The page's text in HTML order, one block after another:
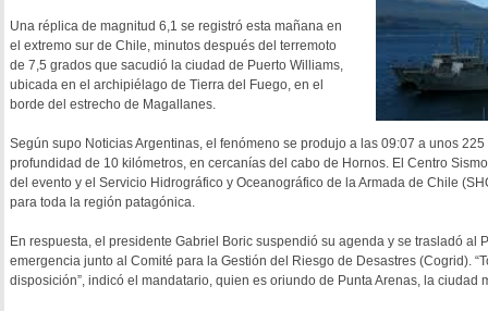
Una réplica de magnitud 6,1 se registró esta mañana en
el extremo sur de Chile, minutos después del terremoto
de 7,5 grados que sacudió la ciudad de Puerto Williams,
ubicada en el archipiélago de Tierra del Fuego, en el
borde del estrecho de Magallanes.
Según supo Noticias Argentinas, el fenómeno se produjo a las 09:07 a unos
profundidad de 10 kilómetros, en cercanías del cabo de Hornos. El Centro
del evento y el Servicio Hidrográfico y Oceanográfico de la Armada de Chile
para toda la región patagónica.
En respuesta, el presidente Gabriel Boric suspendió su agenda y se trasladó al
emergencia junto al Comité para la Gestión del Riesgo de Desastres (Cogrid).
disposición”, indicó el mandatario, quien es oriundo de Punta Arenas, la ciudad